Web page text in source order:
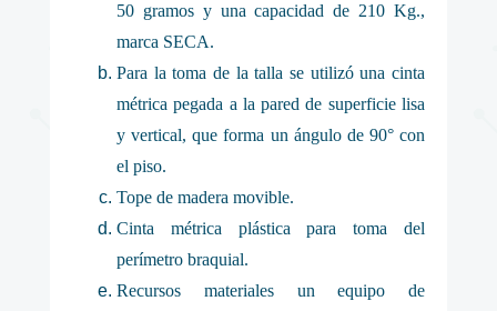
50 gramos y una capacidad de 210 Kg.,
marca SECA.
Para la toma de la talla se utilizó una cinta
métrica pegada a la pared de superficie lisa
y vertical, que forma un ángulo de 90° con
el piso.
Tope de madera movible.
Cinta métrica plástica para toma del
perímetro braquial.
Recursos materiales un equipo de